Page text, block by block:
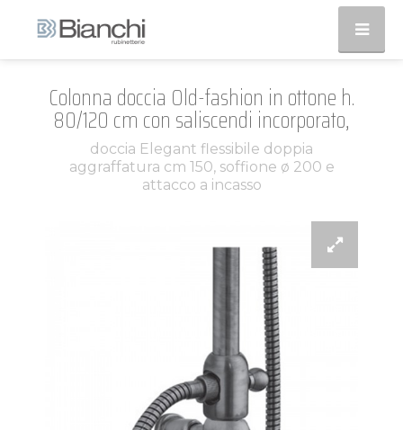
Colonna doccia Old-fashion in ottone h.
80/120 cm con saliscendi incorporato,
doccia Elegant flessibile doppia
aggraffatura cm 150, soffione ø 200 e
attacco a incasso